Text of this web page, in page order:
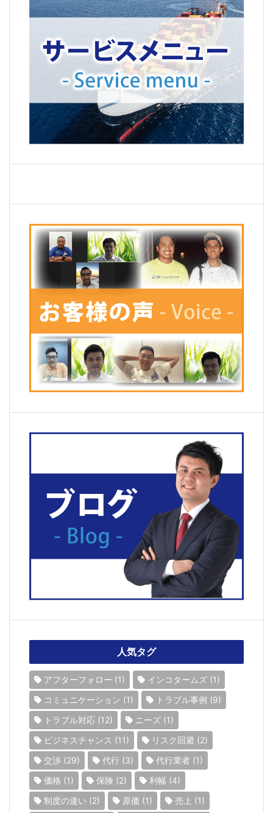
人気タグ
アフターフォロー (1) インコタームズ (1)
コミュニケーション (1) トラブル事例 (9)
トラブル対応 (12) ニーズ (1)
ビジネスチャンス (11) リスク回避 (2)
交渉 (29) 代行 (3) 代行業者 (1)
価格 (1) 保険 (2) 利幅 (4)
制度の違い (2) 原価 (1) 売上 (1)